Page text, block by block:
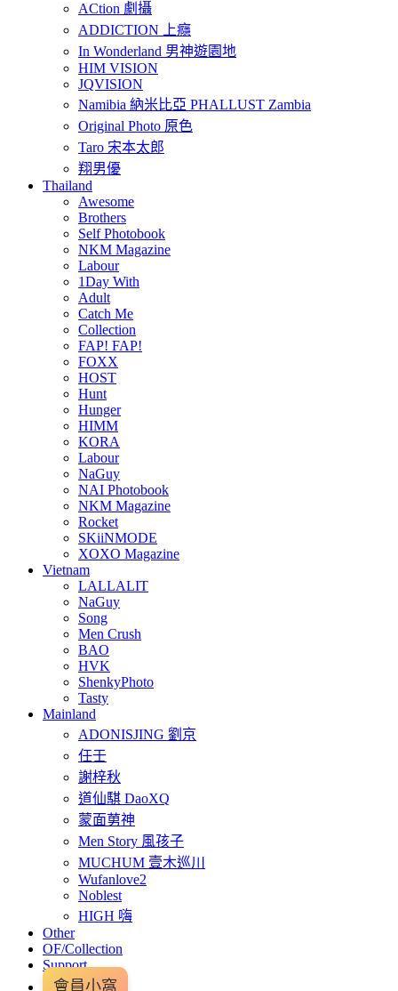
ACtion 劇攝
ADDICTION 上癮
In Wonderland 男神遊園地
HIM VISION
JQVISION
Namibia 納米比亞 PHALLUST Zambia
Original Photo 原色
Taro 宋本太郎
翔男優
Thailand
Awesome
Brothers
Self Photobook
NKM Magazine
Labour
1Day With
Adult
Catch Me
Collection
FAP! FAP!
FOXX
HOST
Hunt
Hunger
HIMM
KORA
Labour
NaGuy
NAI Photobook
NKM Magazine
Rocket
SKiiNMODE
XOXO Magazine
Vietnam
LALLALIT
NaGuy
Song
Men Crush
BAO
HVK
ShenkyPhoto
Tasty
Mainland
ADONISJING 劉京
任壬
謝梓秋
道仙騏 DaoXQ
蒙面莮神
Men Story 風孩子
MUCHUM 壹木巡川
Wufanlove2
Noblest
HIGH 嗨
Other
OF/Collection
Support
會員小窩